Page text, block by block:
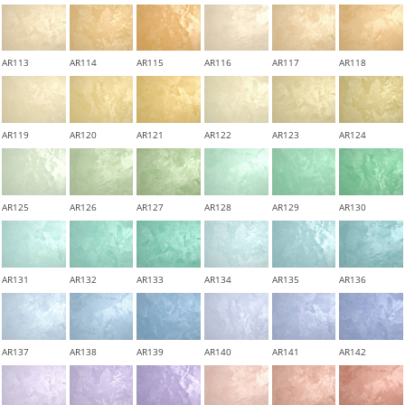
AR113 AR114 AR115 AR116 AR117 AR118
AR119 AR120 AR121 AR122 AR123 AR124
AR125 AR126 AR127 AR128 AR129 AR130
AR131 AR132 AR133 AR134 AR135 AR136
AR137 AR138 AR139 AR140 AR141 AR142